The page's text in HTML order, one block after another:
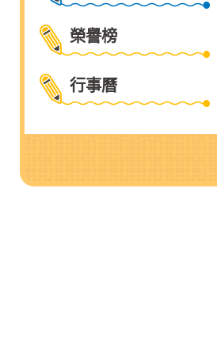
榮譽榜
行事曆